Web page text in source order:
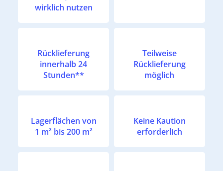
wirklich nutzen
Rücklieferung
innerhalb 24
Stunden**
Teilweise
Rücklieferung
möglich
Lagerflächen von
1 m² bis 200 m²
Keine Kaution
erforderlich